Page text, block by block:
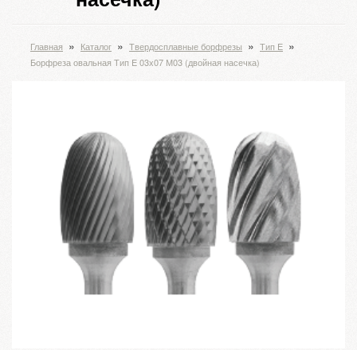
Главная » Каталог » Твердосплавные борфрезы » Тип E »
Борфреза овальная Тип E 03х07 М03 (двойная насечка)